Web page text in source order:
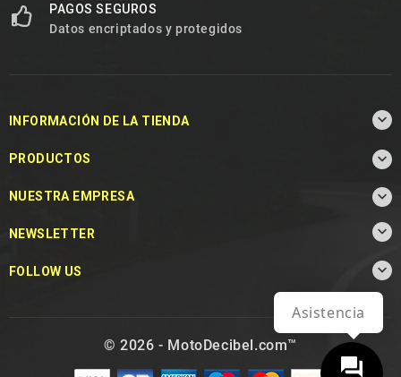
PAGOS SEGUROS
Datos encriptados y protegidos
INFORMACIÓN DE LA TIENDA 
PRODUCTOS 
NUESTRA EMPRESA 
NEWSLETTER 
FOLLOW US 
© 2026 - MotoDecibel.com™
Asistencia